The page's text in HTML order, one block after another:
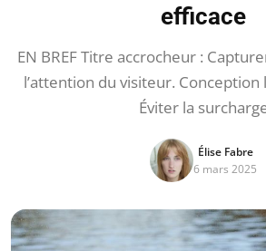
efficace
EN BREF Titre accrocheur :
l’attention du visiteur.
Éviter la
Élise Fabre
6 mars 2025